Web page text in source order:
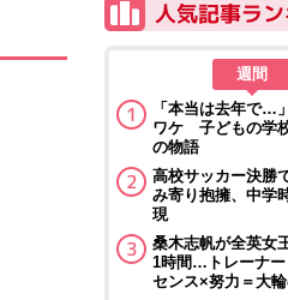
週間
「本当は去年で…
ワケ 子どもの学
の物語
高校サッカー決
み寄り抱擁、中学
現
桑木志帆が全英女
1時間…トレーナー
センス×努力＝大